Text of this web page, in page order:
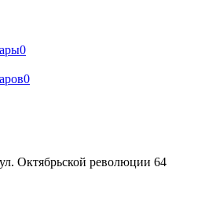
0
0
Октябрьской революции 64